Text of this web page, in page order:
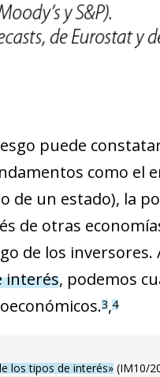
puede
como el
de un estado), la
de otras
de los inversores.
interés, podemos
3,4
los tipos de interés» (IM10/